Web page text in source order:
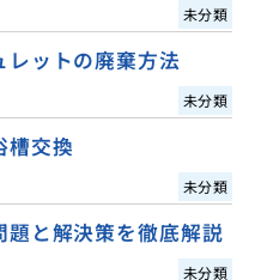
未分類
レットの廃棄方法
未分類
槽交換
未分類
と解決策を徹底解説
未分類